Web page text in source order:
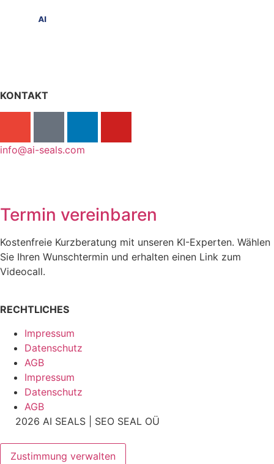
KONTAKT
info@ai-seals.com
Termin vereinbaren
Kostenfreie Kurzberatung mit unseren KI-Experten. Wählen
Sie Ihren Wunschtermin und erhalten einen Link zum
Videocall.
RECHTLICHES
Impressum
Datenschutz
AGB
Impressum
Datenschutz
AGB
2026 AI SEALS | SEO SEAL OÜ
Zustimmung verwalten